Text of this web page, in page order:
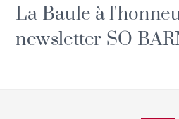
La Baule à
newsletter SO